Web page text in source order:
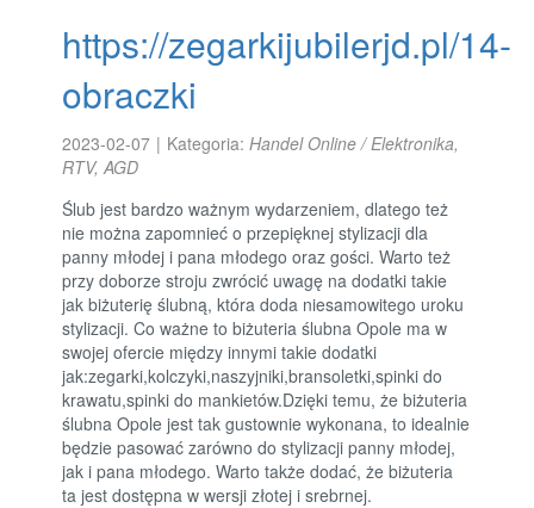
https://zegarkijubilerjd.pl/14-
obraczki
2023-02-07 | Kategoria:Handel Online / Elektronika,
RTV, AGD
Ślub jest bardzo ważnym wydarzeniem, dlatego też
nie można zapomnieć o przepięknej stylizacji dla
panny młodej i pana młodego oraz gości. Warto też
przy doborze stroju zwrócić uwagę na dodatki takie
jak biżuterię ślubną, która doda niesamowitego uroku
stylizacji. Co ważne to biżuteria ślubna Opole ma w
swojej ofercie między innymi takie dodatki
jak:zegarki,kolczyki,naszyjniki,bransoletki,spinki do
krawatu,spinki do mankietów.Dzięki temu, że biżuteria
ślubna Opole jest tak gustownie wykonana, to idealnie
będzie pasować zarówno do stylizacji panny młodej,
jak i pana młodego. Warto także dodać, że biżuteria
ta jest dostępna w wersji złotej i srebrnej.